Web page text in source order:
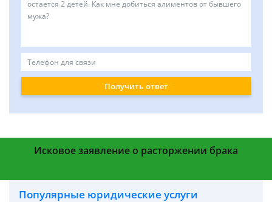
Получить ответ
Исковое заявление о расторжении брака
Популярные юридические услуги